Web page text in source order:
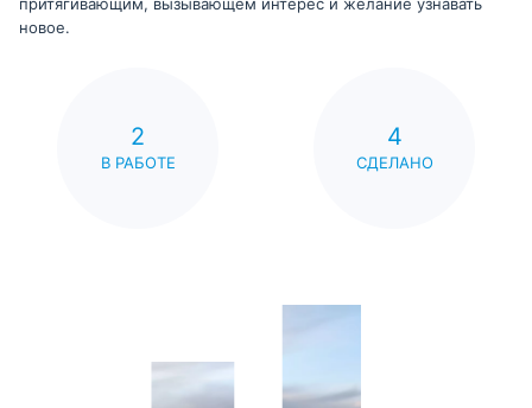
притягивающим, вызывающем интерес и желание узнавать
новое.
2
В РАБОТЕ
4
СДЕЛАНО